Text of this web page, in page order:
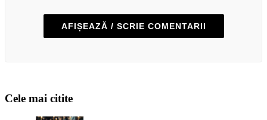
AFIȘEAZĂ / SCRIE COMENTARII
Cele mai citite